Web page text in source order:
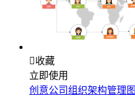
收藏
立即使用
创意公司组织架构管理图